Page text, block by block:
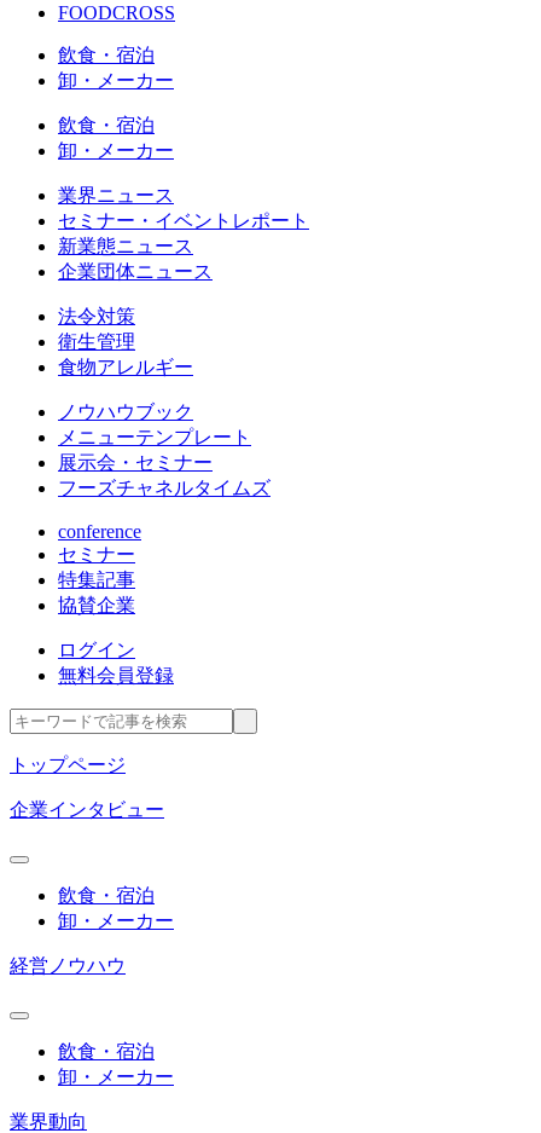
FOODCROSS
飲食・宿泊
卸・メーカー
飲食・宿泊
卸・メーカー
業界ニュース
セミナー・イベントレポート
新業態ニュース
企業団体ニュース
法令対策
衛生管理
食物アレルギー
ノウハウブック
メニューテンプレート
展示会・セミナー
フーズチャネルタイムズ
conference
セミナー
特集記事
協賛企業
ログイン
無料会員登録
トップページ
企業インタビュー
飲食・宿泊
卸・メーカー
経営ノウハウ
飲食・宿泊
卸・メーカー
業界動向